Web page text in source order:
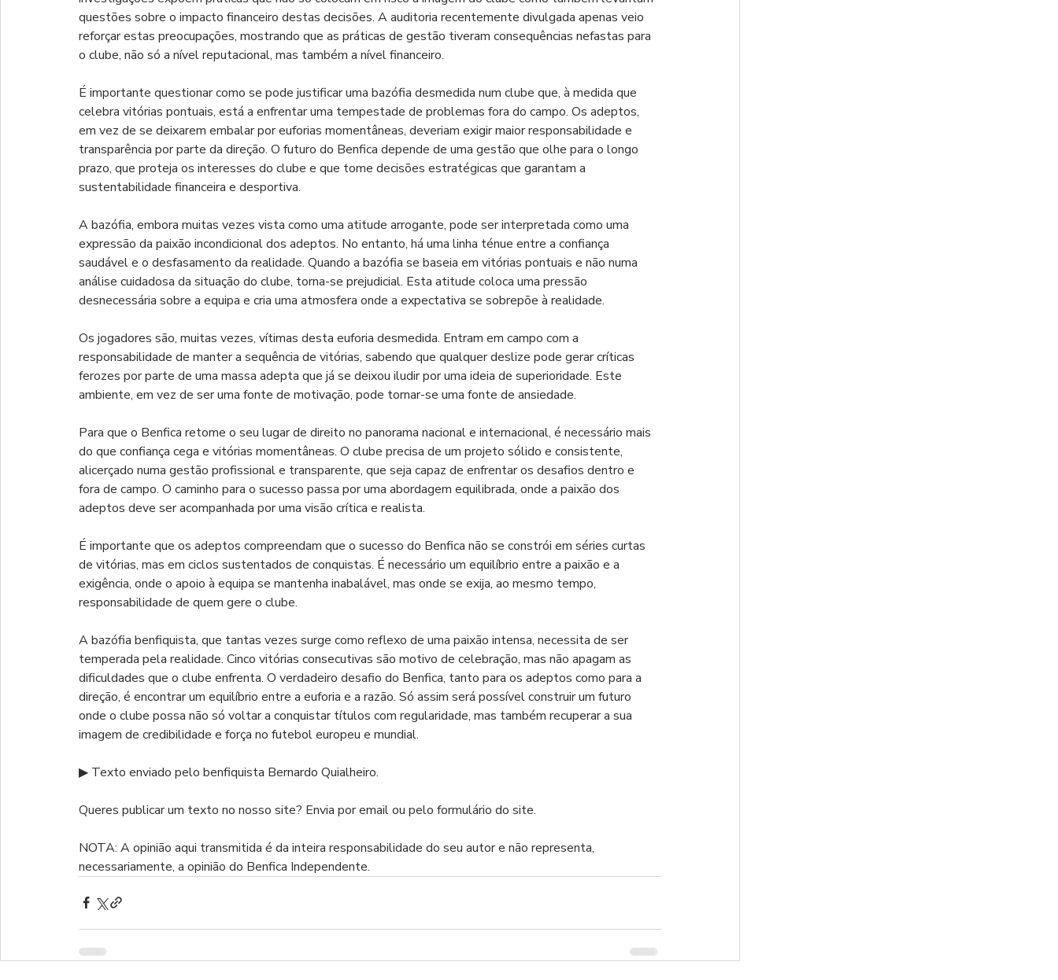
questões sobre o impacto financeiro destas decisões. A auditoria recentemente divulgada apenas veio
reforçar estas preocupações, mostrando que as práticas de gestão tiveram consequências nefastas para
o clube, não só a nível reputacional, mas também a nível financeiro.
É importante questionar como se pode justificar uma bazófia desmedida num clube que, à medida que
celebra vitórias pontuais, está a enfrentar uma tempestade de problemas fora do campo. Os adeptos,
em vez de se deixarem embalar por euforias momentâneas, deveriam exigir maior responsabilidade e
transparência por parte da direção. O futuro do Benfica depende de uma gestão que olhe para o longo
prazo, que proteja os interesses do clube e que tome decisões estratégicas que garantam a
sustentabilidade financeira e desportiva.
A bazófia, embora muitas vezes vista como uma atitude arrogante, pode ser interpretada como uma
expressão da paixão incondicional dos adeptos. No entanto, há uma linha ténue entre a confiança
saudável e o desfasamento da realidade. Quando a bazófia se baseia em vitórias pontuais e não numa
análise cuidadosa da situação do clube, torna-se prejudicial. Esta atitude coloca uma pressão
desnecessária sobre a equipa e cria uma atmosfera onde a expectativa se sobrepõe à realidade.
Os jogadores são, muitas vezes, vítimas desta euforia desmedida. Entram em campo com a
responsabilidade de manter a sequência de vitórias, sabendo que qualquer deslize pode gerar críticas
ferozes por parte de uma massa adepta que já se deixou iludir por uma ideia de superioridade. Este
ambiente, em vez de ser uma fonte de motivação, pode tornar-se uma fonte de ansiedade.
Para que o Benfica retome o seu lugar de direito no panorama nacional e internacional, é necessário mais
do que confiança cega e vitórias momentâneas. O clube precisa de um projeto sólido e consistente,
alicerçado numa gestão profissional e transparente, que seja capaz de enfrentar os desafios dentro e
fora de campo. O caminho para o sucesso passa por uma abordagem equilibrada, onde a paixão dos
adeptos deve ser acompanhada por uma visão crítica e realista.
É importante que os adeptos compreendam que o sucesso do Benfica não se constrói em séries curtas
de vitórias, mas em ciclos sustentados de conquistas. É necessário um equilíbrio entre a paixão e a
exigência, onde o apoio à equipa se mantenha inabalável, mas onde se exija, ao mesmo tempo,
responsabilidade de quem gere o clube.
A bazófia benfiquista, que tantas vezes surge como reflexo de uma paixão intensa, necessita de ser
temperada pela realidade. Cinco vitórias consecutivas são motivo de celebração, mas não apagam as
dificuldades que o clube enfrenta. O verdadeiro desafio do Benfica, tanto para os adeptos como para a
direção, é encontrar um equilíbrio entre a euforia e a razão. Só assim será possível construir um futuro
onde o clube possa não só voltar a conquistar títulos com regularidade, mas também recuperar a sua
imagem de credibilidade e força no futebol europeu e mundial.
▶ Texto enviado pelo benfiquista Bernardo Quialheiro.
Queres publicar um texto no nosso site? Envia por email ou pelo formulário do site.
NOTA: A opinião aqui transmitida é da inteira responsabilidade do seu autor e não representa,
necessariamente, a opinião do Benfica Independente.